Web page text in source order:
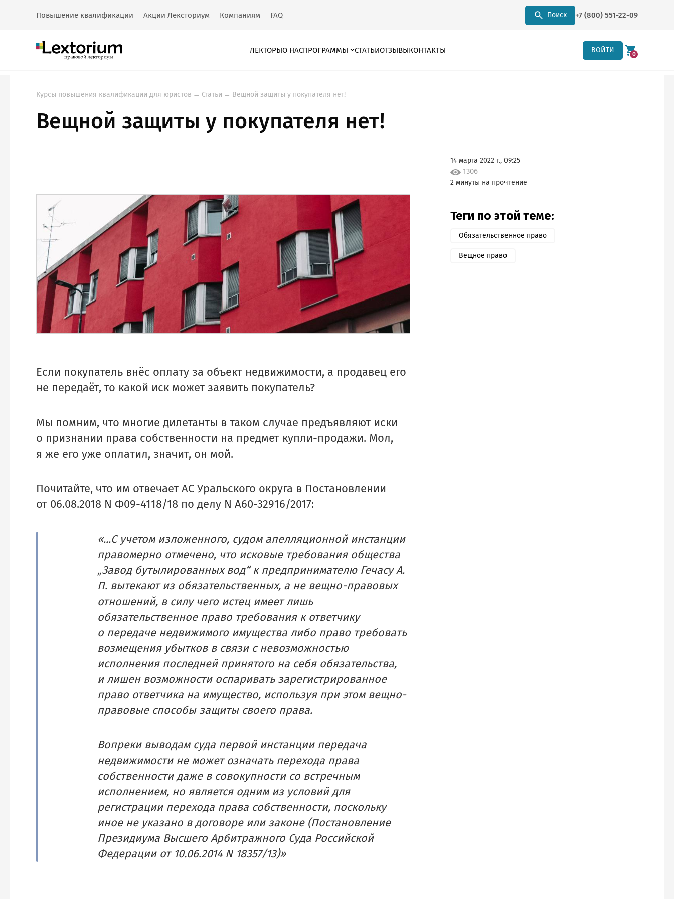
Повышение квалификации Акции Лексториум Компаниям FAQ Поиск +7 (800) 551-22-09
ЛЕКТОРЫО НАСПРОГРАММЫ СТАТЬИОТЗЫВЫКОНТАКТЫ ВОЙТИ 0
Курсы повышения квалификации для юристов Статьи Вещной защиты у покупателя нет!
Вещной защиты у покупателя нет!
14 марта 2022 г., 09:25
1306
2 минуты на прочтение
Теги по этой теме:
Обязательственное право
Вещное право
Если покупатель внёс оплату за объект недвижимости, а продавец его
не передаёт, то какой иск может заявить покупатель?
Мы помним, что многие дилетанты в таком случае предъявляют иски
о признании права собственности на предмет купли-продажи. Мол,
я же его уже оплатил, значит, он мой.
Почитайте, что им отвечает АС Уральского округа в Постановлении
от 06.08.2018 N Ф09-4118/18 по делу N А60-32916/2017:
«...С учетом изложенного, судом апелляционной инстанции
правомерно отмечено, что исковые требования общества
„Завод бутылированных вод“ к предпринимателю Гечасу А.
П. вытекают из обязательственных, а не вещно-правовых
отношений, в силу чего истец имеет лишь
обязательственное право требования к ответчику
о передаче недвижимого имущества либо право требовать
возмещения убытков в связи с невозможностью
исполнения последней принятого на себя обязательства,
и лишен возможности оспаривать зарегистрированное
право ответчика на имущество, используя при этом вещно-
правовые способы защиты своего права.
Вопреки выводам суда первой инстанции передача
недвижимости не может означать перехода права
собственности даже в совокупности со встречным
исполнением, но является одним из условий для
регистрации перехода права собственности, поскольку
иное не указано в договоре или законе (Постановление
Президиума Высшего Арбитражного Суда Российской
Федерации от 10.06.2014 N 18357/13)»